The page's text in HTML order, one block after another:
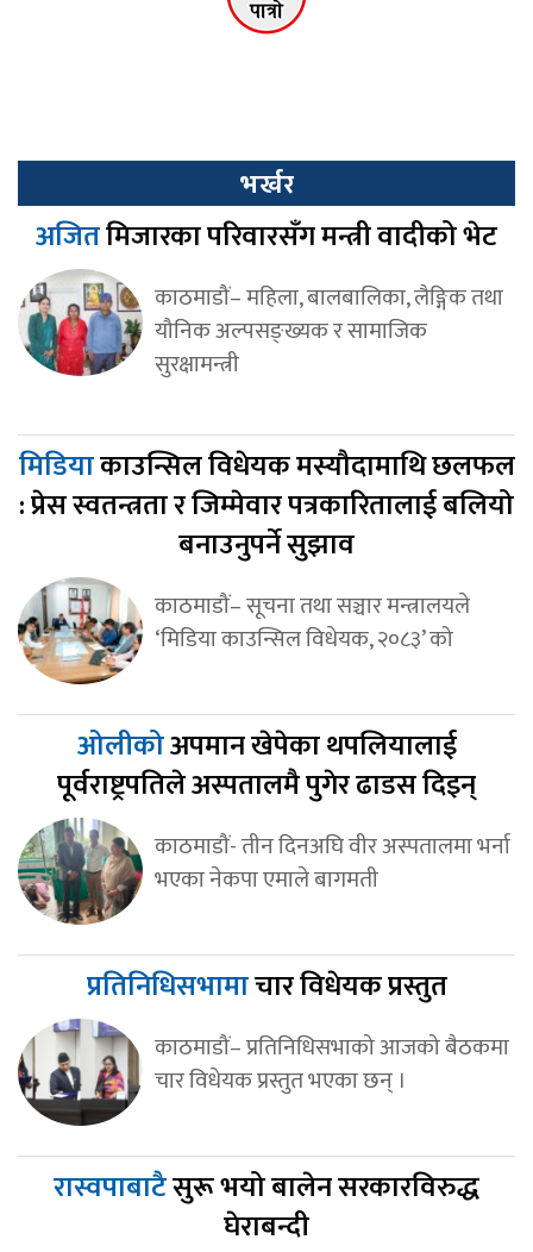
भर्खर
अजितमिजारका परिवारसँग मन्त्री वादीको भेट
काठमाडौं– महिला, बालबालिका, लैङ्गिक तथा
यौनिक अल्पसङ्ख्यक र सामाजिक
सुरक्षामन्त्री
मिडियाकाउन्सिल विधेयक मस्यौदामाथि छलफल
: प्रेस स्वतन्त्रता र जिम्मेवार पत्रकारितालाई बलियो
बनाउनुपर्ने सुझाव
काठमाडौं– सूचना तथा सञ्चार मन्त्रालयले
‘मिडिया काउन्सिल विधेयक, २०८३’ को
ओलीकोअपमान खेपेका थपलियालाई
पूर्वराष्ट्रपतिले अस्पतालमै पुगेर ढाडस दिइन्
काठमाडौं- तीन दिनअघि वीर अस्पतालमा भर्ना
भएका नेकपा एमाले बागमती
प्रतिनिधिसभामाचार विधेयक प्रस्तुत
काठमाडौं– प्रतिनिधिसभाको आजको बैठकमा
चार विधेयक प्रस्तुत भएका छन् ।
रास्वपाबाटैसुरू भयो बालेन सरकारविरुद्ध
घेराबन्दी